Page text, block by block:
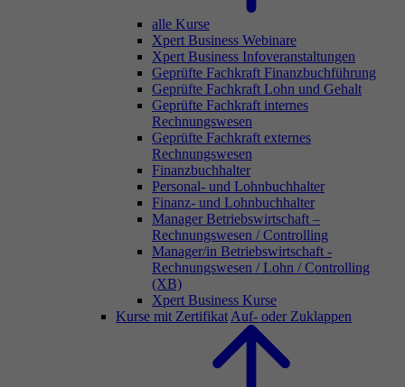
alle Kurse
Xpert Business Webinare
Xpert Business Infoveranstaltungen
Geprüfte Fachkraft Finanzbuchführung
Geprüfte Fachkraft Lohn und Gehalt
Geprüfte Fachkraft internes
Rechnungswesen
Geprüfte Fachkraft externes
Rechnungswesen
Finanzbuchhalter
Personal- und Lohnbuchhalter
Finanz- und Lohnbuchhalter
Manager Betriebswirtschaft –
Rechnungswesen / Controlling
Manager/in Betriebswirtschaft -
Rechnungswesen / Lohn / Controlling
(XB)
Xpert Business Kurse
Kurse mit Zertifikat Auf- oder Zuklappen